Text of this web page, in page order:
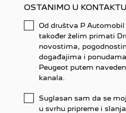
OSTANIMO U KONTAKTU
Od društva P
također želim primati
novostima,
događajima i
Peugeot putem
kanala.
Suglasan sam da se
u svrhu pripreme i